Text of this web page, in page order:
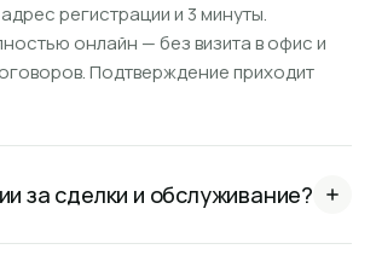
регистрации и 3 минуты.
онлайн — без визита в офис и
Подтверждение приходит
за сделки и обслуживание?